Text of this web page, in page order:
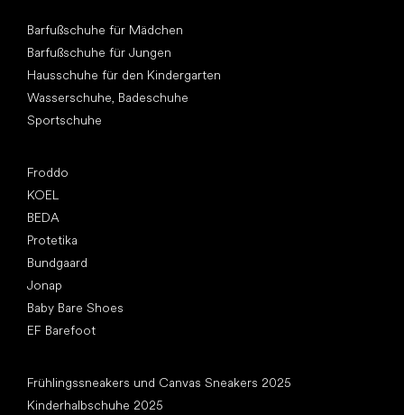
Barfußschuhe für Mädchen
Barfußschuhe für Jungen
Hausschuhe für den Kindergarten
Wasserschuhe, Badeschuhe
Sportschuhe
Froddo
KOEL
BEDA
Protetika
Bundgaard
Jonap
Baby Bare Shoes
EF Barefoot
Frühlingssneakers und Canvas Sneakers 2025
Kinderhalbschuhe 2025